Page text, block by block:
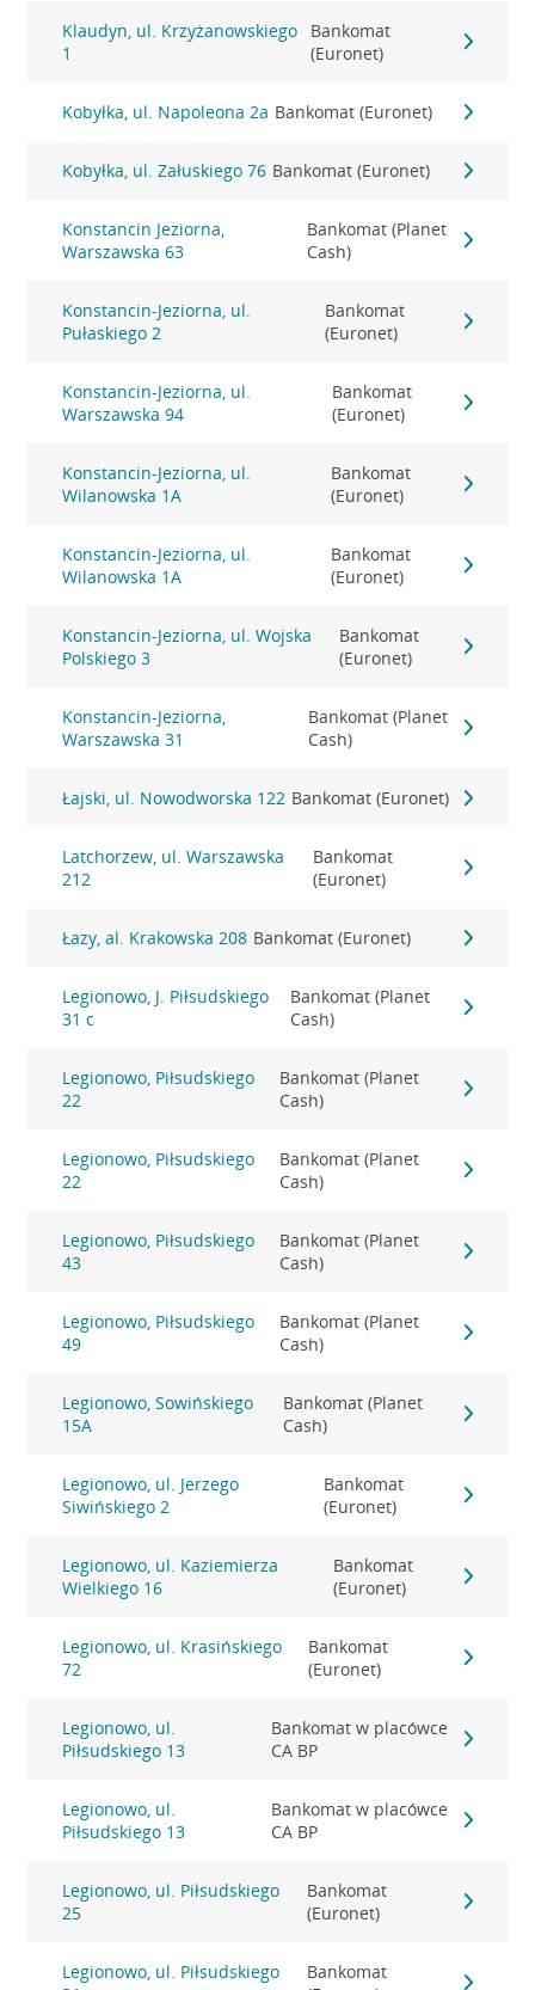
Klaudyn, ul. Krzyżanowskiego
1
Bankomat
(Euronet)
Kobyłka, ul. Napoleona 2a Bankomat (Euronet)
Kobyłka, ul. Załuskiego 76 Bankomat (Euronet)
Konstancin Jeziorna,
Warszawska 63
Bankomat (Planet
Cash)
Konstancin-Jeziorna, ul.
Pułaskiego 2
Bankomat
(Euronet)
Konstancin-Jeziorna, ul.
Warszawska 94
Bankomat
(Euronet)
Konstancin-Jeziorna, ul.
Wilanowska 1A
Bankomat
(Euronet)
Konstancin-Jeziorna, ul.
Wilanowska 1A
Bankomat
(Euronet)
Konstancin-Jeziorna, ul. Wojska
Polskiego 3
Bankomat
(Euronet)
Konstancin-Jeziorna,
Warszawska 31
Bankomat (Planet
Cash)
Łajski, ul. Nowodworska 122 Bankomat (Euronet)
Latchorzew, ul. Warszawska
212
Bankomat
(Euronet)
Łazy, al. Krakowska 208 Bankomat (Euronet)
Legionowo, J. Piłsudskiego
31 c
Bankomat (Planet
Cash)
Legionowo, Piłsudskiego
22
Bankomat (Planet
Cash)
Legionowo, Piłsudskiego
22
Bankomat (Planet
Cash)
Legionowo, Piłsudskiego
43
Bankomat (Planet
Cash)
Legionowo, Piłsudskiego
49
Bankomat (Planet
Cash)
Legionowo, Sowińskiego
15A
Bankomat (Planet
Cash)
Legionowo, ul. Jerzego
Siwińskiego 2
Bankomat
(Euronet)
Legionowo, ul. Kaziemierza
Wielkiego 16
Bankomat
(Euronet)
Legionowo, ul. Krasińskiego
72
Bankomat
(Euronet)
Legionowo, ul.
Piłsudskiego 13
Bankomat w placówce
CA BP
Legionowo, ul.
Piłsudskiego 13
Bankomat w placówce
CA BP
Legionowo, ul. Piłsudskiego
25
Bankomat
(Euronet)
Legionowo, ul. Piłsudskiego
Bankomat